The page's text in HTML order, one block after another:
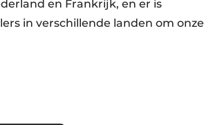
en Frankrijk, en er is
in verschillende landen om onze